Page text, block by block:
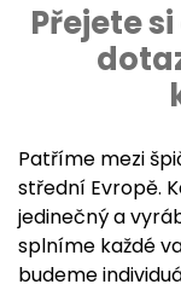
Přejete
Patříme mezi
střední Evropě.
jedinečný a
splníme každé
budeme